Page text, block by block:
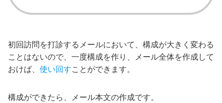
初回訪問を打診するメールにおいて、構成が大きく変わる
ことはないので、一度構成を作り、メール全体を作成して
おけば、 使い回すことができます。
構成ができたら、メール本文の作成です。